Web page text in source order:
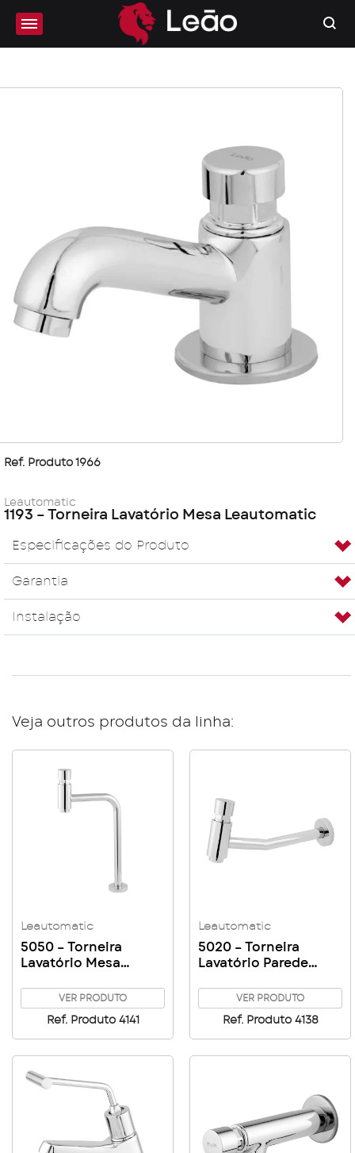
Ref. Produto 1966
Leautomatic
1193 – Torneira Lavatório Mesa Leautomatic
Especificações do Produto
Garantia
Instalação
Veja outros produtos da linha:
Leautomatic
5050 – Torneira
Lavatório Mesa
VER PRODUTO
Ref. Produto 4141
Leautomatic
5020 – Torneira
Lavatório Parede
VER PRODUTO
Ref. Produto 4138